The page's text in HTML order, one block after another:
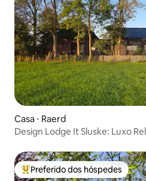
Casa ⋅ Raerd
Design Lodge It Sluske: Luxo
Entre os melhores preferidos
Preferido dos hóspedes